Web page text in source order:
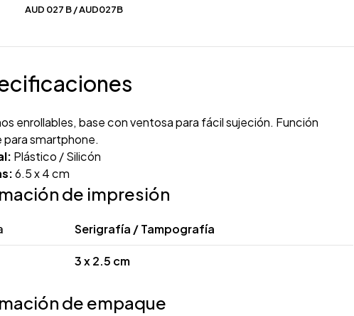
AUD 027 B / AUD027B
enrollables, base con ventosa para fácil sujeción. Función
smartphone.
Plástico / Silicón
6.5 x 4 cm
de impresión
Serigrafía / Tampografía
3 x 2.5 cm
de empaque